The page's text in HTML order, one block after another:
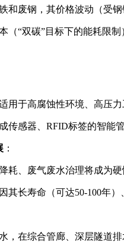
和废钢，其价格波动（受
（“双碳”目标下的能耗限
用于高腐蚀性环境、高压力
传感器、RFID标签的智能
：
耗、废气废水治理将成为硬
其长寿命（可达50-100年
，在综合管廊、深层隧道